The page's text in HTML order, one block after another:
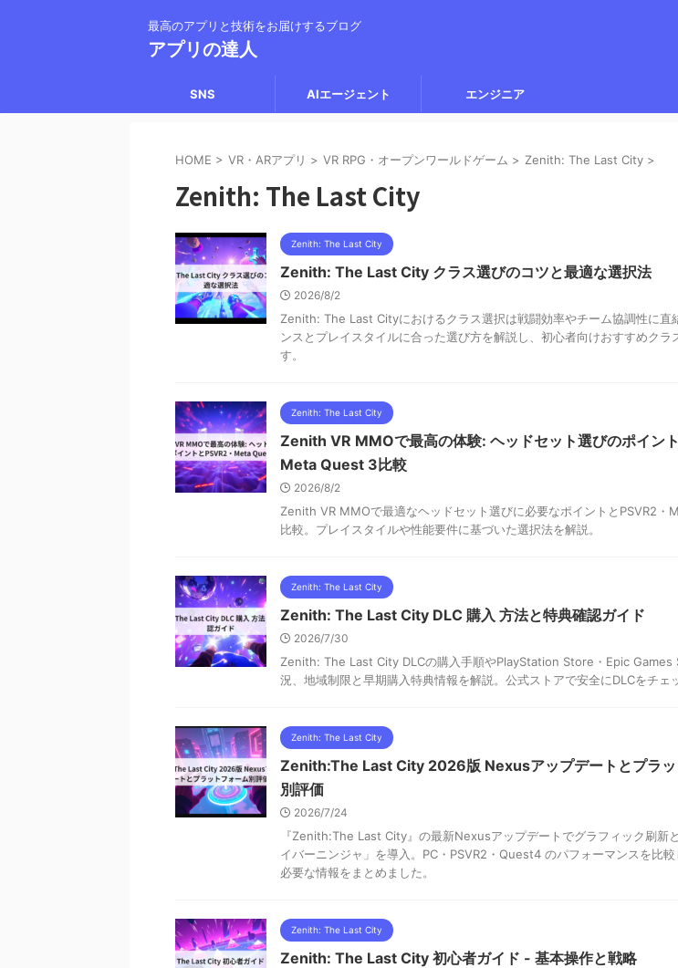
最高のアプリと技術をお届けするブログ
アプリの達人
SNS AIエージェント エンジニア
HOME > VR・ARアプリ > VR RPG・オープンワールドゲーム > Zenith: The Last City >
Zenith: The Last City
Zenith: The Last City
Zenith: The Last City クラス選びのコツと最適な選択法
2026/8/2
Zenith: The Last Cityにおけるクラス選択は戦闘効率やチーム協調性に直
ンスとプレイスタイルに合った選び方を解説し、初心者向けおすすめクラ
す。
Zenith: The Last City
Zenith VR MMOで最高の体験: ヘッドセット選びのポイン
Meta Quest 3比較
2026/8/2
Zenith VR MMOで最適なヘッドセット選びに必要なポイントとPSVR2
比較。プレイスタイルや性能要件に基づいた選択法を解説。
Zenith: The Last City
Zenith: The Last City DLC 購入 方法と特典確認ガイド
2026/7/30
Zenith: The Last City DLCの購入手順やPlayStation Store・Epic Games
況、地域制限と早期購入特典情報を解説。公式ストアで安全にDLCをチェ
Zenith: The Last City
Zenith:The Last City 2026版 Nexusアップデートとプラッ
別評価
2026/7/24
『Zenith:The Last City』の最新Nexusアップデートでグラフィック刷新
イバーニンジャ」を導入。PC・PSVR2・Quest4 のパフォーマンスを比較
必要な情報をまとめました。
Zenith: The Last City
Zenith: The Last City 初心者ガイド - 基本操作と戦略